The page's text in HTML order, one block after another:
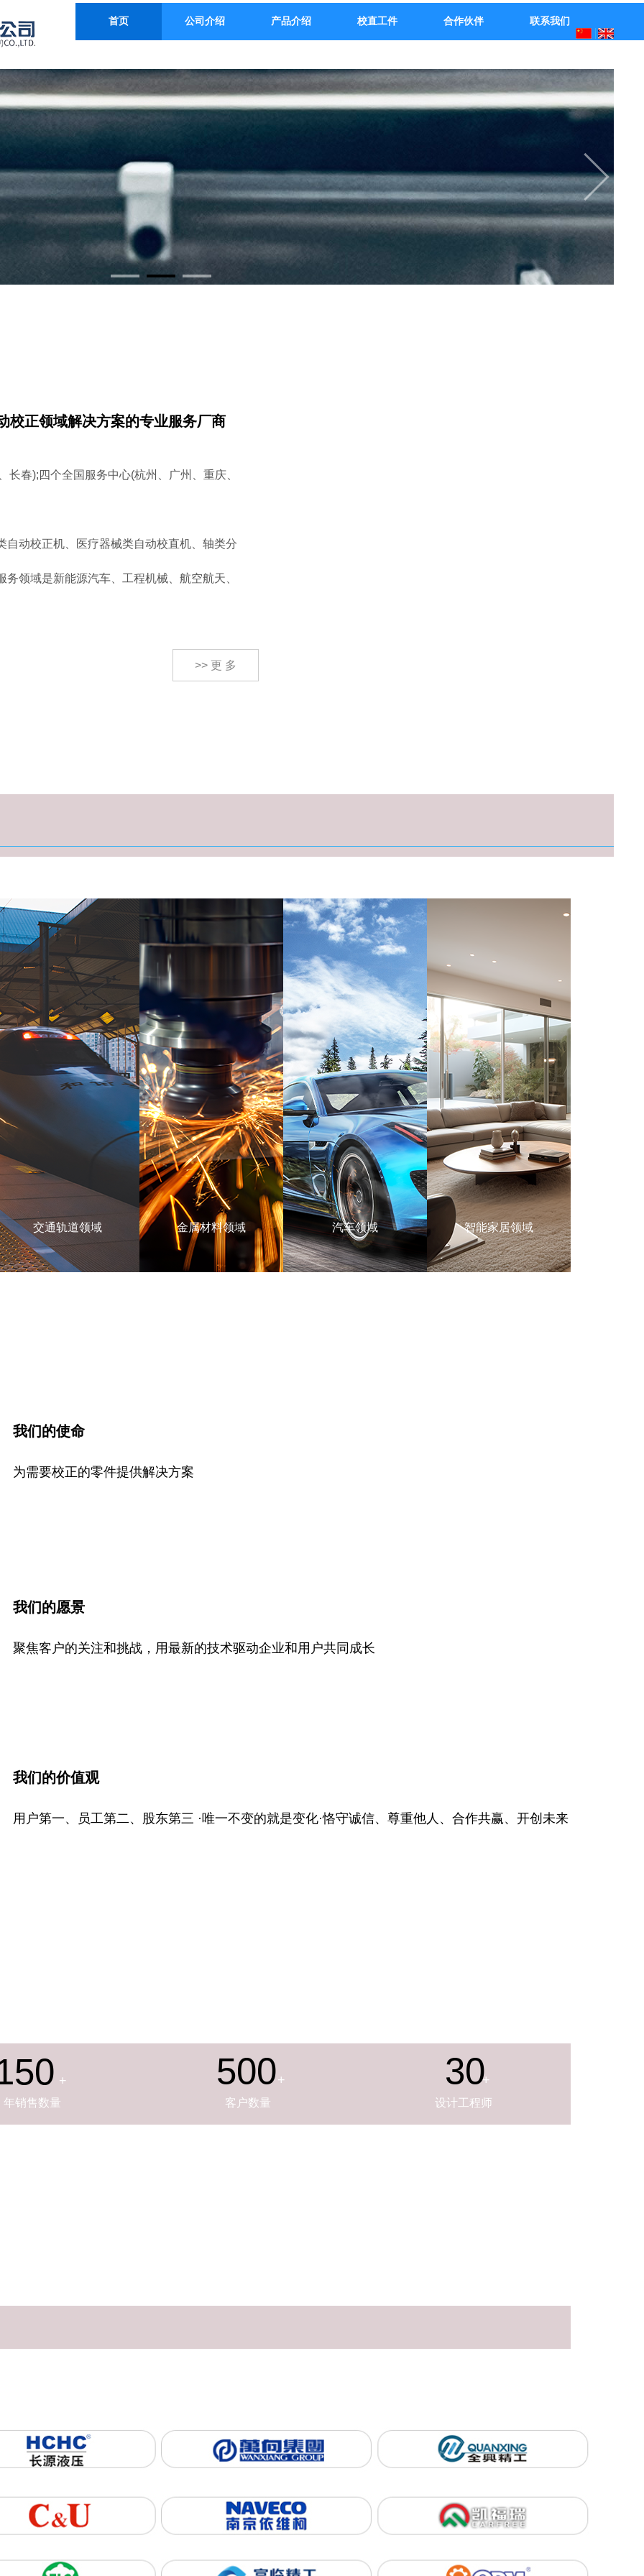
首页 公司介绍 产品介绍 校直工件 合作伙伴 联系我们
校正领域解决方案的专业服务厂商
春);四个全国服务中心(杭州、广州、重庆、
动校正机、医疗器械类自动校直机、轴类分
领域是新能源汽车、工程机械、航空航天、
>> 更 多
交通轨道领域 金属材料领域 汽车领域 智能家居领域
我们的使命
为需要校正的零件提供解决方案
我们的愿景
聚焦客户的关注和挑战，用最新的技术驱动企业和用户共同成长
我们的价值观
用户第一、员工第二、股东第三 ·唯一不变的就是变化·恪守诚信、尊重他人、合作共赢、开创未来
年销售数量
+ 500
客户数量
+ 30
设计工程师
+